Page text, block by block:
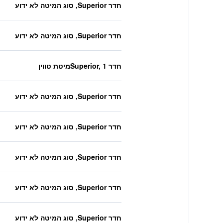
חדר Superior, סוג המיטה לא ידוע
חדר Superior, סוג המיטה לא ידוע
חדר Superior, 1מיטת טווין
חדר Superior, סוג המיטה לא ידוע
חדר Superior, סוג המיטה לא ידוע
חדר Superior, סוג המיטה לא ידוע
חדר Superior, סוג המיטה לא ידוע
חדר Superior, סוג המיטה לא ידוע